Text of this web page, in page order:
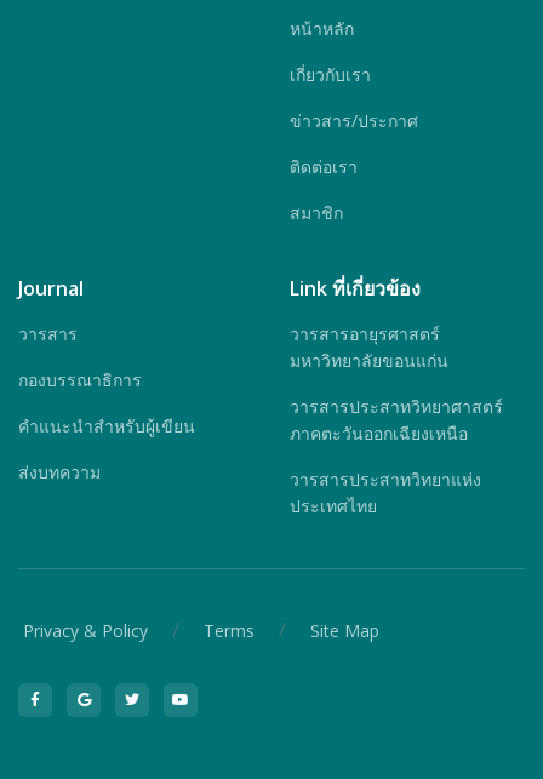
หน้าหลัก
เกี่ยวกับเรา
ข่าวสาร/ประกาศ
ติดต่อเรา
สมาชิก
Journal
วารสาร
กองบรรณาธิการ
คำแนะนำสำหรับผู้เขียน
ส่งบทความ
Link ที่เกี่ยวข้อง
วารสารอายุรศาสตร์
มหาวิทยาลัยขอนแก่น
วารสารประสาทวิทยาศาสตร์
ภาคตะวันออกเฉียงเหนือ
วารสารประสาทวิทยาแห่ง
ประเทศไทย
Privacy & Policy / Terms / Site Map